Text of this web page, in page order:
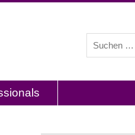
und Interviews mit